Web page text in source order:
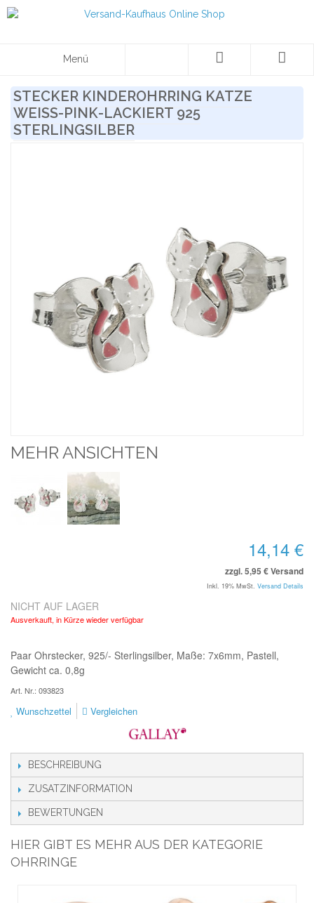
Menü
STECKER KINDEROHRRING KATZE
WEISS-PINK-LACKIERT 925 S
TERLINGSILBER
MEHR ANSICHTEN
14,14 €
zzgl. 5,95 € Versand
Inkl. 19% MwSt. Versand Details
NICHT AUF LAGER
Ausverkauft, in Kürze wieder verfügbar
Paar Ohrstecker, 925/- Sterlingsilber, Maße: 7x6mm, Pastell,
Gewicht ca. 0,8g
Art. Nr.: 093823
Wunschzettel Vergleichen
BESCHREIBUNG
ZUSATZINFORMATION
BEWERTUNGEN
HIER GIBT ES MEHR AUS DER KATEGORIE
OHRRINGE